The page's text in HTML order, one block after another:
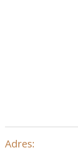
Adres: